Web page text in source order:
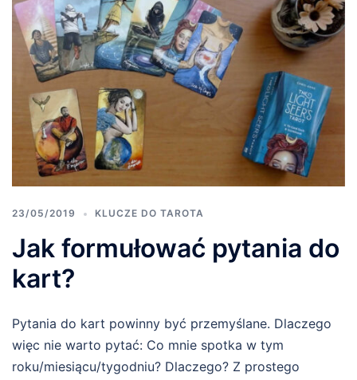
23/05/2019 KLUCZE DO TAROTA
Jak formułować pytania do
kart?
Pytania do kart powinny być przemyślane. Dlaczego
więc nie warto pytać: Co mnie spotka w tym
roku/miesiącu/tygodniu? Dlaczego? Z prostego